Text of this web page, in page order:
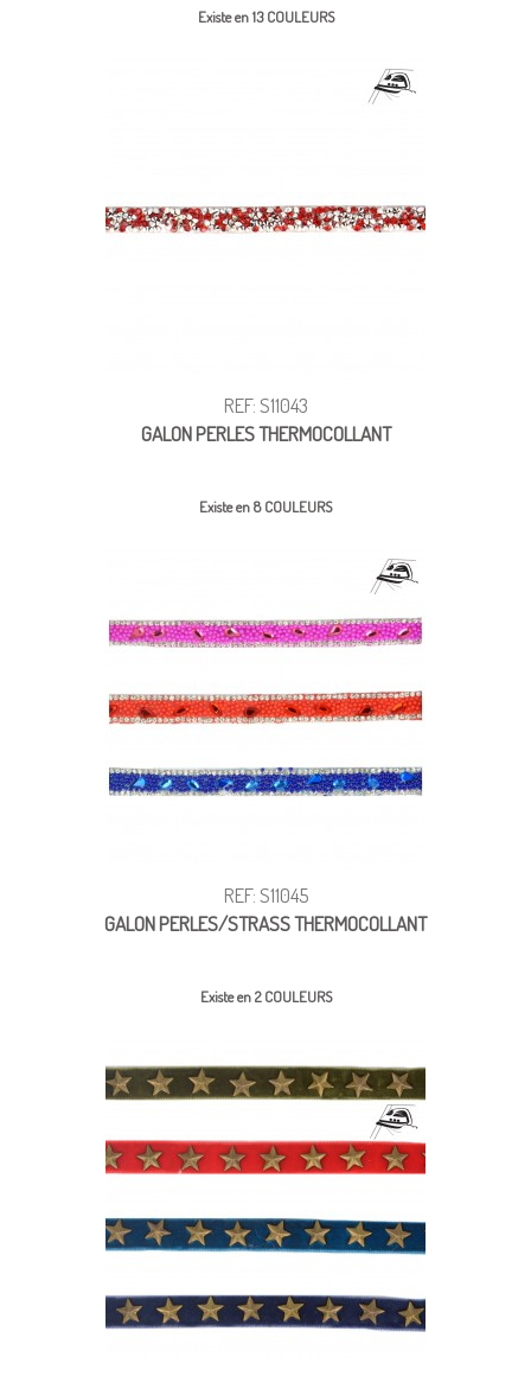
Existe en 13 COULEURS
REF: S11043
GALON PERLES THERMOCOLLANT
Existe en 8 COULEURS
REF: S11045
GALON PERLES/STRASS THERMOCOLLANT
Existe en 2 COULEURS